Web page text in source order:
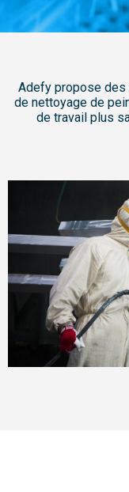
Adefy propose des
de nettoyage de
de travail plus